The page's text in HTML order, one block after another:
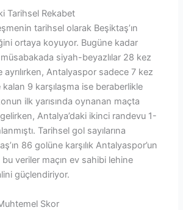
Tarihsel Rekabet
tarihsel olarak Beşiktaş’ın
ortaya koyuyor. Bugüne kadar
siyah-beyazlılar 28 kez
Antalyaspor sadece 7 kez
9 karşılaşma ise beraberlikle
ilk yarısında oynanan maçta
Antalya’daki ikinci randevu 1-
Tarihsel gol sayılarına
86 golüne karşılık Antalyaspor’un
veriler maçın ev sahibi lehine
güçlendiriyor.
Skor